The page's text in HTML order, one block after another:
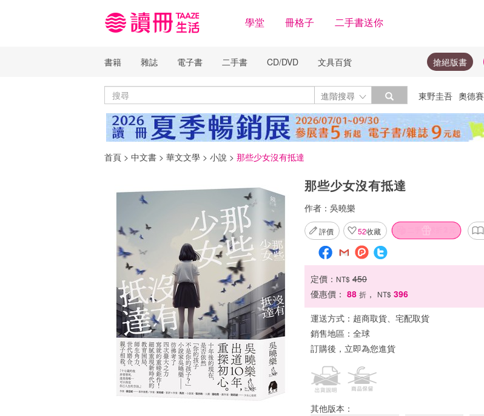
學堂 冊格子 二手書送你
書籍 雜誌 電子書 二手書 CD/DVD 文具百貨 搶絕版書
進階搜尋 Toggle Dropdown東野圭吾 奧德賽
首頁 > 中文書 > 華文文學 > 小說 > 那些少女沒有抵達
那些少女沒有抵達
作者： 吳曉樂
評價 52收藏
定價： NT$ 450
優惠價： 88 折 ， NT$ 396
運送方式： 超商取貨、宅配取貨
銷售地區： 全球
訂購後，立即為您進貨
其他版本：